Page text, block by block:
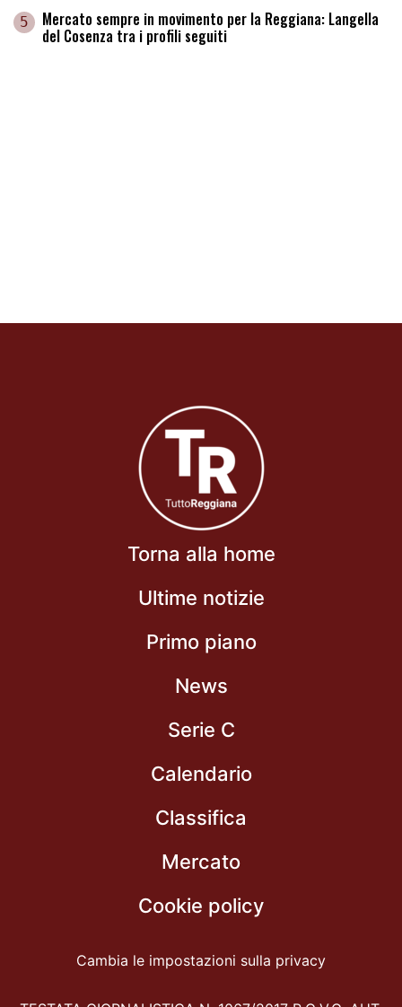
5 Mercato sempre in movimento per la Reggiana: Langella
del Cosenza tra i profili seguiti
Torna alla home
Ultime notizie
Primo piano
News
Serie C
Calendario
Classifica
Mercato
Cookie policy
Cambia le impostazioni sulla privacy